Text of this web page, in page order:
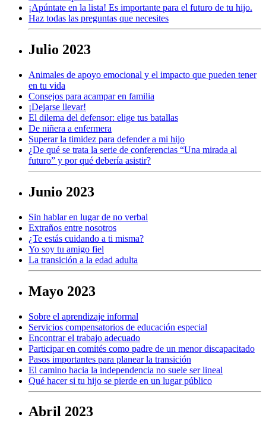
¡Apúntate en la lista! Es importante para el futuro de tu hijo.
Haz todas las preguntas que necesites
Julio 2023
Animales de apoyo emocional y el impacto que pueden tener
en tu vida
Consejos para acampar en familia
¡Dejarse llevar!
El dilema del defensor: elige tus batallas
De niñera a enfermera
Superar la timidez para defender a mi hijo
¿De qué se trata la serie de conferencias “Una mirada al
futuro” y por qué debería asistir?
Junio 2023
Sin hablar en lugar de no verbal
Extraños entre nosotros
¿Te estás cuidando a ti misma?
Yo soy tu amigo fiel
La transición a la edad adulta
Mayo 2023
Sobre el aprendizaje informal
Servicios compensatorios de educación especial
Encontrar el trabajo adecuado
Participar en comités como padre de un menor discapacitado
Pasos importantes para planear la transición
El camino hacia la independencia no suele ser lineal
Qué hacer si tu hijo se pierde en un lugar público
Abril 2023